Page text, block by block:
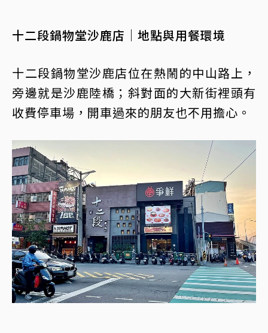
十二段鍋物堂沙鹿店｜地點與用餐環境
十二段鍋物堂沙鹿店位在熱鬧的中山路上，
旁邊就是沙鹿陸橋；斜對面的大新街裡頭有
收費停車場，開車過來的朋友也不用擔心。